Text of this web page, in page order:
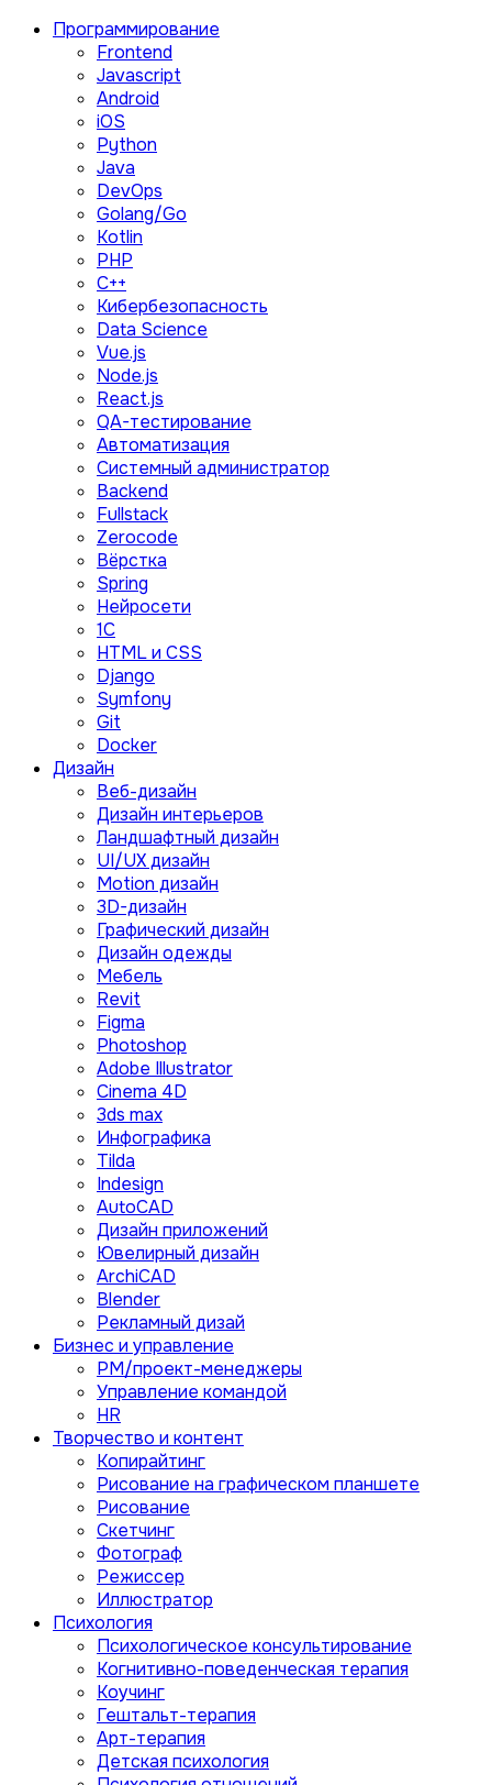
Программирование
Frontend
Javascript
Android
iOS
Python
Java
DevOps
Golang/Go
Kotlin
PHP
C++
Кибербезопасность
Data Science
Vue.js
Node.js
React.js
QA-тестирование
Автоматизация
Системный администратор
Backend
Fullstack
Zerocode
Вёрстка
Spring
Нейросети
1C
HTML и CSS
Django
Symfony
Git
Docker
Дизайн
Веб-дизайн
Дизайн интерьеров
Ландшафтный дизайн
UI/UX дизайн
Motion дизайн
3D-дизайн
Графический дизайн
Дизайн одежды
Мебель
Revit
Figma
Photoshop
Adobe Illustrator
Сinema 4D
3ds max
Инфографика
Tilda
Indesign
AutoCAD
Дизайн приложений
Ювелирный дизайн
ArchiCAD
Blender
Рекламный дизай
Бизнес и управление
PM/проект-менеджеры
Управление командой
HR
Творчество и контент
Копирайтинг
Рисование на графическом планшете
Рисование
Скетчинг
Фотограф
Режиссер
Иллюстратор
Психология
Психологическое консультирование
Когнитивно-поведенческая терапия
Коучинг
Гештальт-терапия
Арт-терапия
Детская психология